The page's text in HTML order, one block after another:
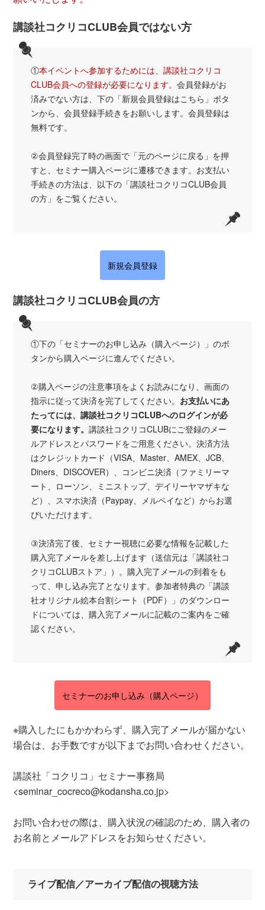
講談社コクリコCLUB会員ではない方
①本イベントへ参加するためには、講談社コクリコ
CLUB会員への登録が必要になります。会員登録がお
済みでない方は、下の「新規会員登録はこちら」ボタ
ンから、会員登録手続きをお願いします。会員登録は
無料です。
②会員登録完了時の画面で「元のページに戻る」を押
すと、セミナー購入ページに遷移できます。お支払い
手続きの方法は、以下の「講談社コクリコCLUB会員
の方」をご覧ください。
新規会員登録
講談社コクリコCLUB会員の方
①下の「セミナーのお申し込み（購入ページ）」のボ
タンから購入ページに進んでください。
②購入ページの注意事項をよくお読みになり、画面の
指示に従って決済を完了してください。 お支払いにあ
たってには、講談社コクリコCLUBへのログインが必
要になります。講談社コクリコCLUBにご登録のメー
ルアドレスとパスワードをご用意ください。決済方法
はクレジットカード（VISA、Master、AMEX、JCB、
Diners、DISCOVER）、コンビニ決済（ファミリーマ
ート、ローソン、ミニストップ、デイリーヤマザキな
ど）、スマホ決済（Paypay、メルペイなど）からお選
びいただけます。
③決済完了後、セミナー視聴に必要な情報を記載した
購入完了メールを差し上げます（送信元は「講談社コ
クリコCLUBストア」）。購入完了メールの到着をも
って、申し込み完了となります。参加者特典の「講談
社オリジナル絵本台割シート（PDF）」のダウンロー
ドについては、購入完了メールに記載のご案内をご確
認ください。
セミナーのお申し込み（購入ページ）
※購入したにもかかわらず、購入完了メールが届かない
場合は、お手数ですが以下までお問い合わせください。
講談社「コクリコ」セミナー事務局
<seminar_cocreco@kodansha.co.jp>
お問い合わせの際は、購入状況の確認のため、購入者の
お名前とメールアドレスをお知らせください。
ライブ配信／アーカイブ配信の視聴方法